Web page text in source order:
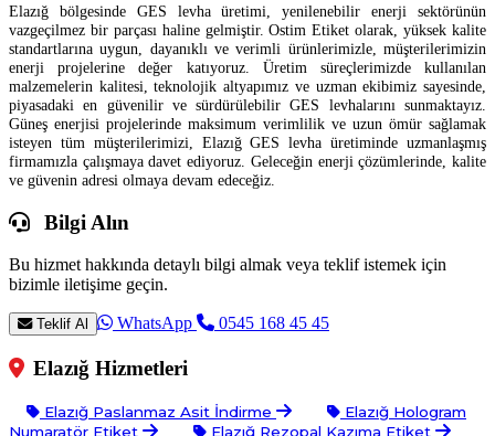
Elazığ bölgesinde GES levha üretimi, yenilenebilir enerji sektörünün
vazgeçilmez bir parçası haline gelmiştir. Ostim Etiket olarak, yüksek kalite
standartlarına uygun, dayanıklı ve verimli ürünlerimizle, müşterilerimizin
enerji projelerine değer katıyoruz. Üretim süreçlerimizde kullanılan
malzemelerin kalitesi, teknolojik altyapımız ve uzman ekibimiz sayesinde,
piyasadaki en güvenilir ve sürdürülebilir GES levhalarını sunmaktayız.
Güneş enerjisi projelerinde maksimum verimlilik ve uzun ömür sağlamak
isteyen tüm müşterilerimizi, Elazığ GES levha üretiminde uzmanlaşmış
firmamızla çalışmaya davet ediyoruz. Geleceğin enerji çözümlerinde, kalite
ve güvenin adresi olmaya devam edeceğiz.
Bilgi Alın
Bu hizmet hakkında detaylı bilgi almak veya teklif istemek için
bizimle iletişime geçin.
Teklif Al WhatsApp 0545 168 45 45
Elazığ Hizmetleri
Elazığ Paslanmaz Asit İndirme
Elazığ Hologram
Numaratör Etiket
Elazığ Rezopal Kazıma Etiket